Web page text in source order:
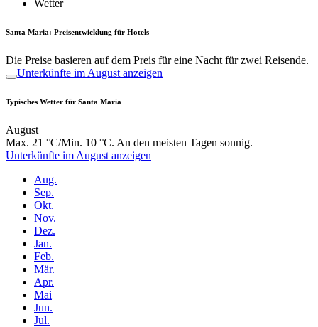
Wetter
Santa Maria: Preisentwicklung für Hotels
Die Preise basieren auf dem Preis für eine Nacht für zwei Reisende.
Unterkünfte im August anzeigen
Typisches Wetter für Santa Maria
August
Max. 21 °C/Min. 10 °C. An den meisten Tagen sonnig.
Unterkünfte im August anzeigen
Aug.
Sep.
Okt.
Nov.
Dez.
Jan.
Feb.
Mär.
Apr.
Mai
Jun.
Jul.